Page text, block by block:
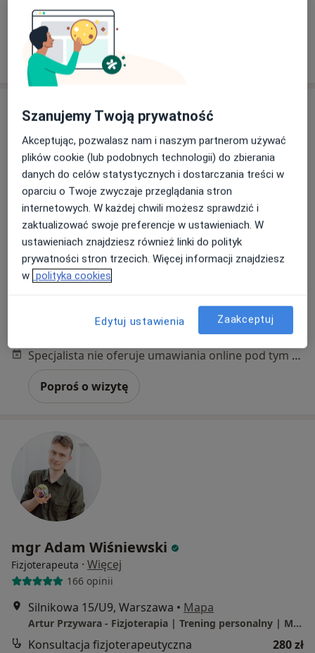
Poproś o wizytę
Bezpieczne płatności
mgr Hassan Almousfi
Fizjoterapeuta ·Więcej
53 opinie
220 zł
Specjalista nie oferuje umawiania online pod tym adresem.
Poproś o wizytę
mgr Adam Wiśniewski
Fizjoterapeuta · Więcej
166 opinii
Silnikowa 15/U9, Warszawa • Mapa
Artur Przywara - Fizjoterapia | Trening personalny | Masaż
Konsultacja fizjoterapeutyczna 280 zł
Szanujemy Twoją prywatność
Akceptując, pozwalasz nam i naszym partnerom używać
plików cookie (lub podobnych technologii) do zbierania
danych do celów statystycznych i dostarczania treści w
oparciu o Twoje zwyczaje przeglądania stron
internetowych. W każdej chwili możesz sprawdzić i
zaktualizować swoje preferencje w ustawieniach. W
ustawieniach znajdziesz również linki do polityk
prywatności stron trzecich. Więcej informacji znajdziesz
w polityka cookies
Edytuj ustawienia Zaakceptuj